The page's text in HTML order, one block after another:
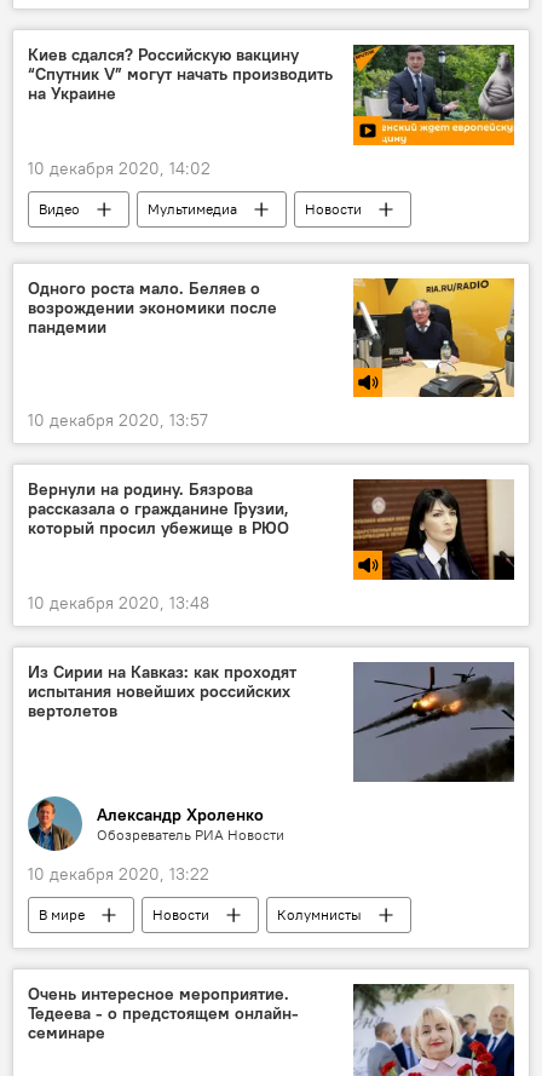
Киев сдался? Российскую вакцину
“Спутник V” могут начать производить
на Украине
10 декабря 2020, 14:02
Видео Мультимедиа Новости
Одного роста мало. Беляев о
возрождении экономики после
пандемии
10 декабря 2020, 13:57
Вернули на родину. Бязрова
рассказала о гражданине Грузии,
который просил убежище в РЮО
10 декабря 2020, 13:48
Из Сирии на Кавказ: как проходят
испытания новейших российских
вертолетов
Александр Хроленко
Обозреватель РИА Новости
10 декабря 2020, 13:22
В мире Новости
Колумнисты
Аналитика
Очень интересное мероприятие.
Тедеева - о предстоящем онлайн-
семинаре